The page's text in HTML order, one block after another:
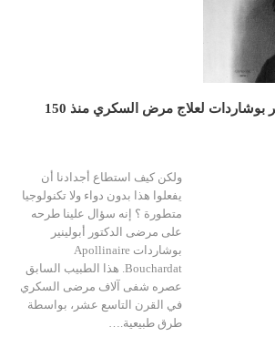
طريقة الطبيب أبولينير بوشاردات لعلاج مرض السكري منذ 150
ولكن كيف استطاع أجدادنا أن
يفعلوا هذا بدون دواء ولا تكنولوجيا
متطورة ؟ إنه سؤال علينا طرحه
على مرضى الدكتور أبولينير
بوشاردات Apollinaire
Bouchardat. هذا الطبيب السابق
عصره شفى آلاف مرضى السكري
في القرن التاسع عشر، بواسطة
طرق طبيعية.…